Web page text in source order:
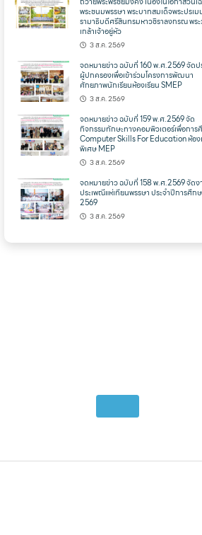
พระชนมพรรษา พระบาทสมเด็จพระปรเ
รามาธิบดีศรีสินทรมหาวชิราลงกรณ พร
เกล้าเจ้าอยู่หัว
3 ส.ค. 2569
จดหมายข่าว ฉบับที่ 160 พ.ศ.2569 จัดป
ผู้ปกครองเพื่อเข้าร่วมโครงการพัฒนา
ศักยภาพนักเรียนห้องเรียน SMEP
3 ส.ค. 2569
จดหมายข่าว ฉบับที่ 159 พ.ศ.2569 จัด
กิจกรรมทักษะทางคอมพิวเตอร์เพื่อการ
Computer Skills For Education ห้อง
พิเศษ MEP
3 ส.ค. 2569
จดหมายข่าว ฉบับที่ 158 พ.ศ.2569 จัดง
ประเพณีแห่เทียนพรรษา ประจำปีการศึก
2569
3 ส.ค. 2569